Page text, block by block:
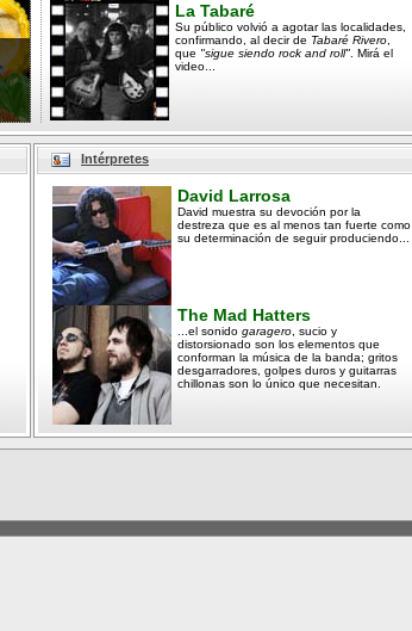
La Tabaré
Su público volvió a agotar las localidades,
confirmando, al decir de Tabaré Rivero
que "sigue siendo rock and roll" . Mirá el
video...
Intérpretes
David Larrosa
David muestra su devoción por la
destreza que es al menos tan fuerte como
su determinación de seguir produciendo...
The Mad Hatters
...el sonido garagero , sucio y
distorsionado son los elementos que
conforman la música de la banda; gritos
desgarradores, golpes duros y guitarras
chillonas son lo único que necesitan.